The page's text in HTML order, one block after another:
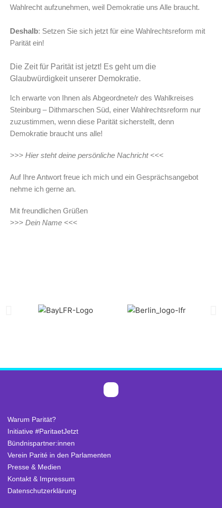
Wahlrecht aufzunehmen, weil Demokratie uns Alle braucht.
Deshalb: Setzen Sie sich jetzt für eine Wahlrechtsreform mit
Parität ein!
Die Zeit für Parität ist jetzt! Es geht um die
Glaubwürdigkeit unserer Demokratie.
Ich erwarte von Ihnen als Abgeordnete/r des Wahlkreises
Steinburg – Dithmarschen Süd, einer Wahlrechtsreform nur
zuzustimmen, wenn diese Parität sicherstellt, denn
Demokratie braucht uns alle!
>>> Hier steht deine persönliche Nachricht <<<
Auf Ihre Antwort freue ich mich und ein Gesprächsangebot
nehme ich gerne an.
Mit freundlichen Grüßen
>>> Dein Name <<<
Warum Parität?
Initiative #ParitaetJetzt
Bündnispartner:innen
Verein Parité in den Parlamenten
Presse & Medien
Kontakt & Impressum
Datenschutzerklärung